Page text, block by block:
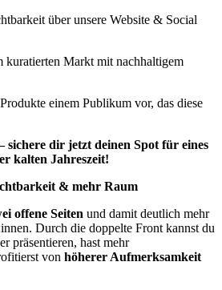
über unsere Website & Social
kuratierten Markt mit nachhaltigem
einem Publikum vor, das diese
sichere dir jetzt deinen Spot für eines
kalten Jahreszeit!
& mehr Raum
offene Seiten und damit deutlich mehr
Durch die doppelte Front kannst du
präsentieren, hast mehr
von höherer Aufmerksamkeit